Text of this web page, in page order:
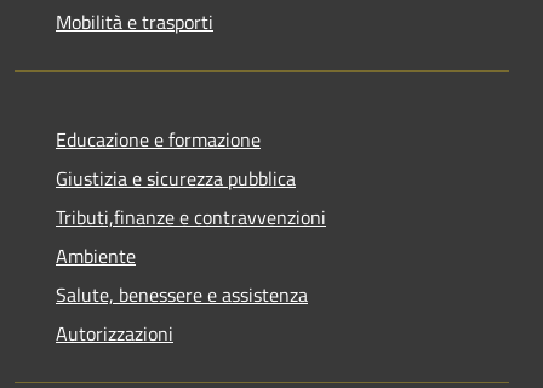
Mobilità e trasporti
Educazione e formazione
Giustizia e sicurezza pubblica
Tributi,finanze e contravvenzioni
Ambiente
Salute, benessere e assistenza
Autorizzazioni